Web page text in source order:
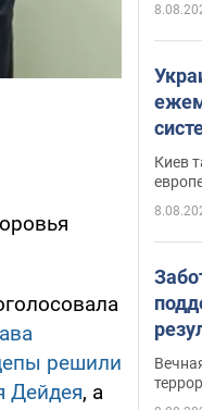
решили
Дейдея, а
Киев